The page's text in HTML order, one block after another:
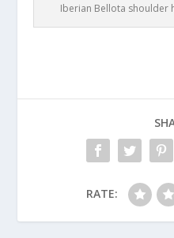
Iberian Bellota shoulder
RATE: